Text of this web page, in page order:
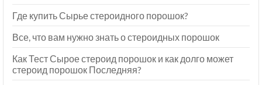
Где купить Сырье стероидного порошок?
Все, что вам нужно знать о стероидных порошок
Как Тест Сырое стероид порошок и как долго может
стероид порошок Последняя?